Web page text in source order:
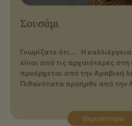
Σουσάμι
Γνωρίζατε ότι… Η
είναι από τις αρχαιότερες
προέρχεται από την Αραβική
Πιθανότατα προήρθε από την
Περισσότερα